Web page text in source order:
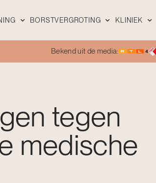
BORSTVERGROTING KLINIEK
Bekend uit de media:
tegen
medische